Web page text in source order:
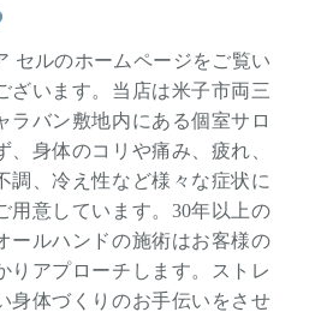
セルのホームページをご覧い
ざいます。当店は米子市両三
ラバン敷地内にある個室サロ
、身体のコリや痛み、疲れ、
調、冷え性など様々な症状に
用意しています。30年以上の
ールハンドの施術はお客様の
りアプローチします。ストレ
身体づくりのお手伝いをさせ